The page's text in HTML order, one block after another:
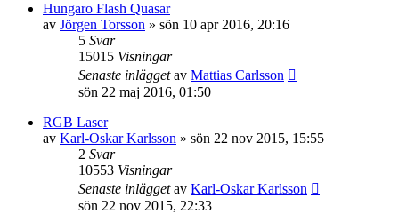
Hungaro Flash Quasar
av Jörgen Torsson » sön 10 apr 2016, 20:16
5 Svar
15015 Visningar
Senaste inläggetav Mattias Carlsson
sön 22 maj 2016, 01:50
RGB Laser
av Karl-Oskar Karlsson » sön 22 nov 2015, 15:55
2 Svar
10553 Visningar
Senaste inläggetav Karl-Oskar Karlsson
sön 22 nov 2015, 22:33